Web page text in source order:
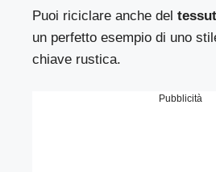
Puoi riciclare anche del
un perfetto esempio di uno
chiave rustica.
Pubblicità